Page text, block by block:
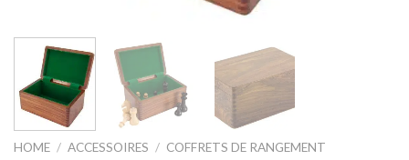
HOME / ACCESSOIRES / COFFRETS DE RANGEMENT